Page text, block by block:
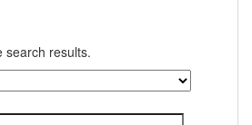
search results.